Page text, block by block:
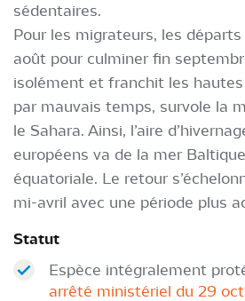
sédentaires.
Pour les migrateurs, les
août pour culminer fin
isolément et franchit les
par mauvais temps, survole la
le Sahara. Ainsi, l’aire
européens va de la mer Baltique
équatoriale. Le retour
mi-avril avec une période plus
Statut
Espèce intégralement
arrêté ministériel du 29